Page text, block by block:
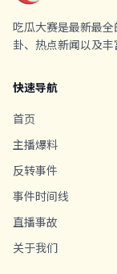
吃瓜大赛是最新最
卦、热点新闻以及丰
快速导航
首页
主播爆料
反转事件
事件时间线
直播事故
关于我们